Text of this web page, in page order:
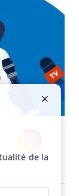
Instagram
de la